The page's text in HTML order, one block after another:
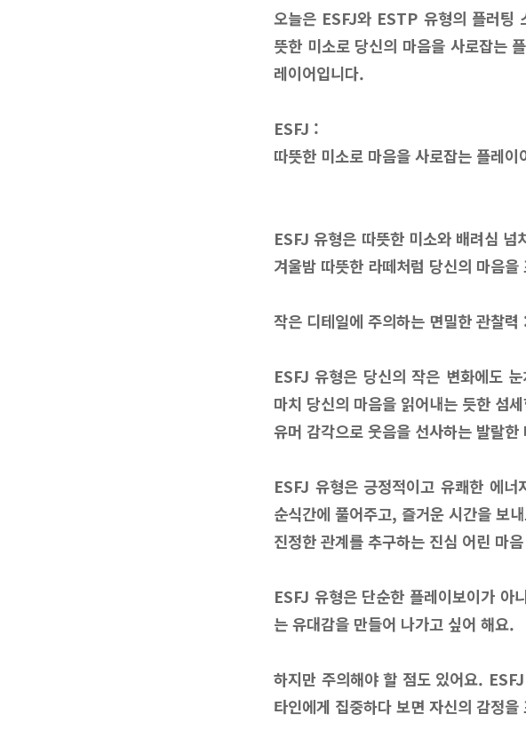
오늘은 ESFJ와 ESTP 유형의 플러팅
뜻한 미소로 당신의 마음을 사로잡는
레이어입니다.
ESFJ :
따뜻한 미소로 마음을 사로잡는 플레이
ESFJ 유형은 따뜻한 미소와 배려심
겨울밤 따뜻한 라떼처럼 당신의 마음
작은 디테일에 주의하는 면밀한 관찰력
ESFJ 유형은 당신의 작은 변화에도
마치 당신의 마음을 읽어내는 듯한 섬
유머 감각으로 웃음을 선사하는 발랄한
ESFJ 유형은 긍정적이고 유쾌한 에
순식간에 풀어주고, 즐거운 시간을 보
진정한 관계를 추구하는 진심 어린 마
ESFJ 유형은 단순한 플레이보이가 아
는 유대감을 만들어 나가고 싶어 해요.
하지만 주의해야 할 점도 있어요.
타인에게 집중하다 보면 자신의 감정